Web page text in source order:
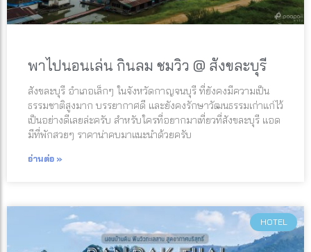
พาไปนอนเล่น กินลม ชมวิว @ สังขละบุรี
สังขละบุรี อำเภอเล็กๆ ในจังหวัดกาญจนบุรี ที่ยังคงมีความเป็น
ธรรมชาติสูงมาก บรรยากาศดี และยังคงรักษาวัฒนธรรมเก่าแก่ไว้
เป็นอย่างดีเลยล่ะครับ สำหรับใครที่อยากมาเที่ยวที่สังขละบุรี แอด
มีที่พักสวยๆ ราคาน่าคบมาแนะนำด้วยครับ
อ่านต่อ »
HOTEL